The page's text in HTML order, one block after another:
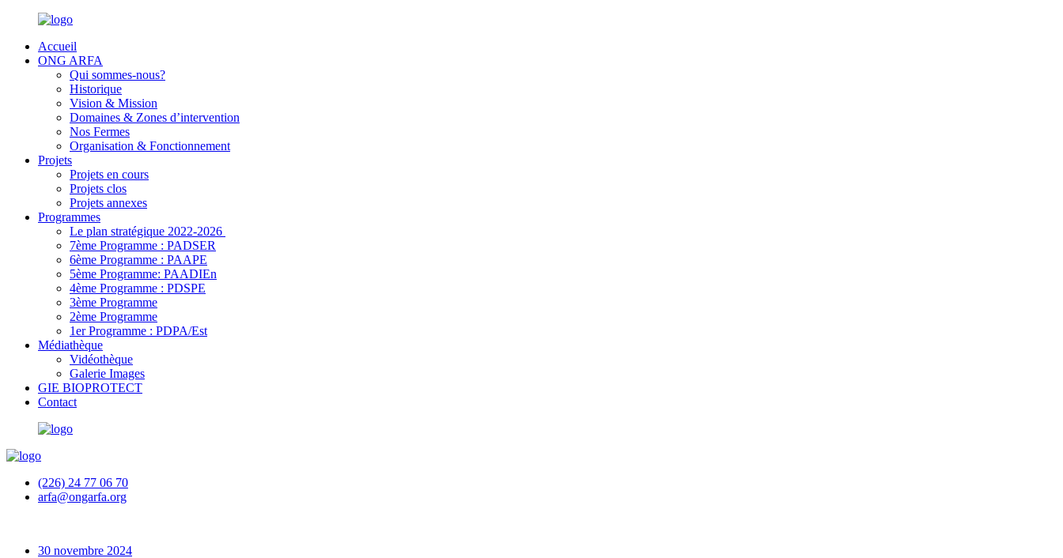
Accueil
ONG ARFA
Qui sommes-nous?
Historique
Vision & Mission
Domaines & Zones d’intervention
Nos Fermes
Organisation & Fonctionnement
Projets
Projets en cours
Projets clos
Projets annexes
Programmes
Le plan stratégique 2022-2026
7ème Programme : PADSER
6ème Programme : PAAPE
5ème Programme: PAADIEn
4ème Programme : PDSPE
3ème Programme
2ème Programme
1er Programme : PDPA/Est
Médiathèque
Vidéothèque
Galerie Images
GIE BIOPROTECT
Contact
(226) 24 77 06 70
arfa@ongarfa.org
30 novembre 2024